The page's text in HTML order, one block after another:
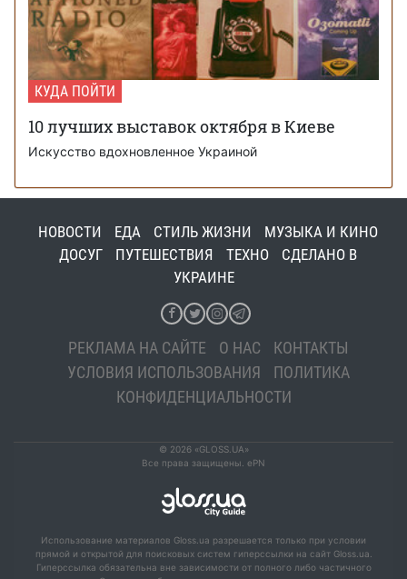
КУДА ПОЙТИ
10 лучших выставок октября в Киеве
Искусство вдохновленное Украиной
НОВОСТИ ЕДА СТИЛЬ ЖИЗНИ
МУЗЫКА И КИНО
ДОСУГ
ПУТЕШЕСТВИЯ ТЕХНО
СДЕЛАНО В
УКРАИНЕ
РЕКЛАМА НА САЙТЕ О НАС
КОНТАКТЫ
УСЛОВИЯ ИСПОЛЬЗОВАНИЯ
ПОЛИТИКА
КОНФИДЕНЦИАЛЬНОСТИ
© 2026 «GLOSS.UA»
Все права защищены. ePN
Использование материалов Gloss.ua разрешается только при условии
прямой и открытой для поисковых систем гиперссылки на сайт Gloss.ua.
Гиперссылка обязательна вне зависимости от полного либо частичного